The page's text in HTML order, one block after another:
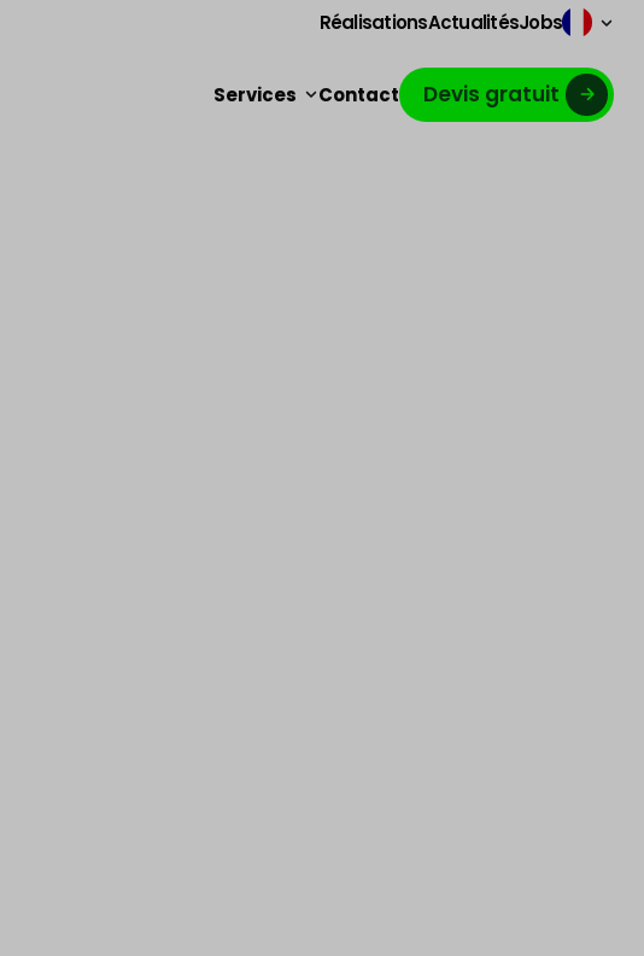
RéalisationsActualitésJobs
Services Contact Devis gratuit